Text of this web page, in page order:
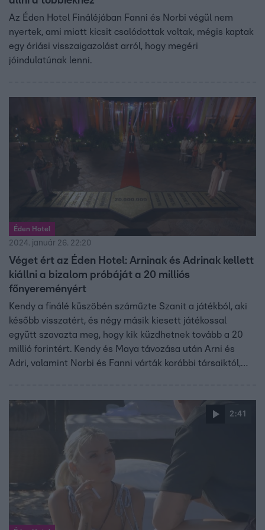
Az Éden Hotel Fináléjában Fanni és Norbi végül nem
nyertek, ami miatt kicsit csalódottak voltak, mégis kaptak
egy óriási visszaigazolást arról, hogy megéri
jóindulatúnak lenni.
Éden Hotel
2024. január 26. 22:20
Véget ért az Éden Hotel: Arninak és Adrinak kellett
kiállni a bizalom próbáját a 20 milliós
főnyereményért
Kendy a finálé küszöbén száműzte Szanit a játékból, aki
később visszatért, és négy másik kiesett játékossal
együtt szavazta meg, hogy kik küzdhetnek tovább a 20
millió forintért. Kendy és Maya távozása után Arni és
Adri, valamint Norbi és Fanni várták korábbi társaiktól,
2:41